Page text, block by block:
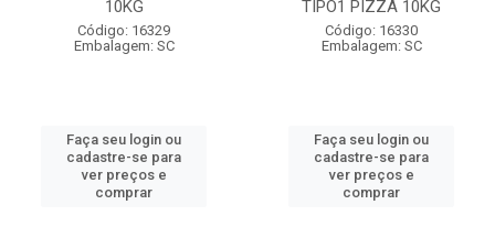
10KG
Código: 16329
Embalagem: SC
Faça seu login ou
cadastre-se para
ver preços e
comprar
TIPO1 PIZZA 10KG
Código: 16330
Embalagem: SC
Faça seu login ou
cadastre-se para
ver preços e
comprar